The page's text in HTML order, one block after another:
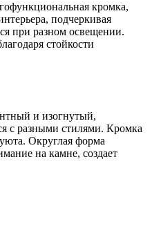
кромка,
подчеркивая
при разном освещении.
стойкости
и изогнутый,
с разными стилями. Кромка
Округлая форма
на камне, создает